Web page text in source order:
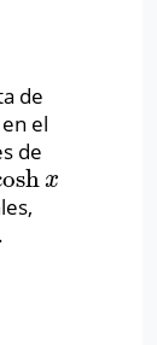
de
el
de
x
x